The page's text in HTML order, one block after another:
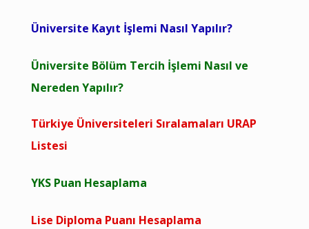
Üniversite Kayıt İşlemi Nasıl Yapılır?
Üniversite Bölüm Tercih İşlemi Nasıl ve
Nereden Yapılır?
Türkiye Üniversiteleri Sıralamaları URAP
Listesi
YKS Puan Hesaplama
Lise Diploma Puanı Hesaplama